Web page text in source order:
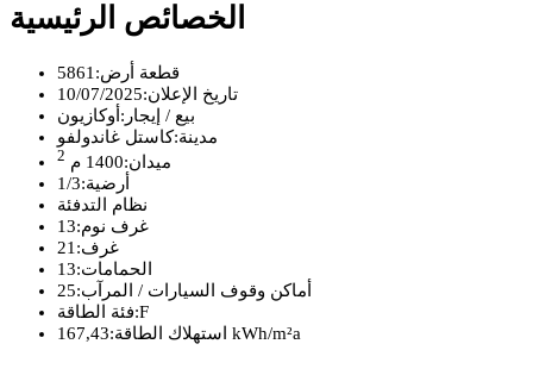
الخصائص الرئيسية
قطعة أرض:5861
تاريخ الإعلان:10/07/2025
بيع / إيجار: أوكازيون
مدينة:كاستل غاندولفو
ميدان:1400 م 2
أرضية:1/3
نظام التدفئة
غرف نوم:13
غرف:21
الحمامات:13
أماكن وقوف السيارات / المرآب:25
فئة الطاقة:F
استهلاك الطاقة: 167,43 kWh/m²a